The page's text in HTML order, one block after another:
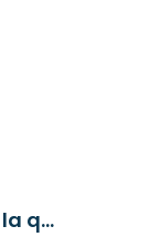
Juan Verdaguer liderará la oficina de Mirabaud & Cie en Barcelona, a la que se suma Jordi Güell como banquero